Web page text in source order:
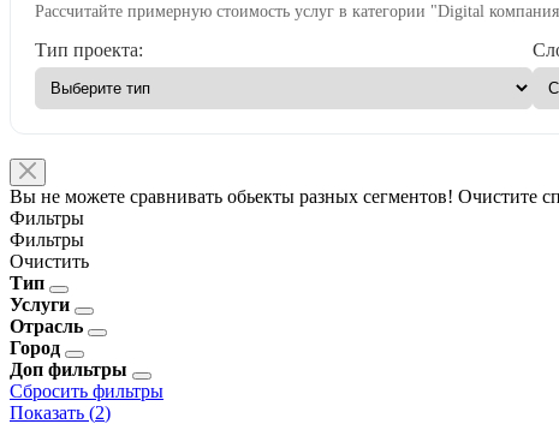
Рассчитайте примерную стоимость услуг в категории "Digital
Тип проекта:
Вы не можете сравнивать обьекты разных сегментов! Очистите
Фильтры
Фильтры
Очистить
Тип
Услуги
Отрасль
Город
Доп фильтры
Сбросить фильтры
Показать (2)